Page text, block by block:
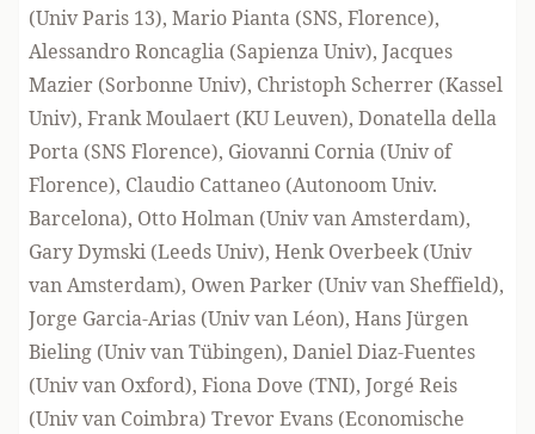
(Univ Paris 13), Mario Pianta (SNS, Florence),
Alessandro Roncaglia (Sapienza Univ), Jacques
Mazier (Sorbonne Univ), Christoph Scherrer (Kassel
Univ), Frank Moulaert (KU Leuven), Donatella della
Porta (SNS Florence), Giovanni Cornia (Univ of
Florence), Claudio Cattaneo (Autonoom Univ.
Barcelona), Otto Holman (Univ van Amsterdam),
Gary Dymski (Leeds Univ), Henk Overbeek (Univ
van Amsterdam), Owen Parker (Univ van Sheffield),
Jorge Garcia-Arias (Univ van Léon), Hans Jürgen
Bieling (Univ van Tübingen), Daniel Diaz-Fuentes
(Univ van Oxford), Fiona Dove (TNI), Jorgé Reis
(Univ van Coimbra) Trevor Evans (Economische